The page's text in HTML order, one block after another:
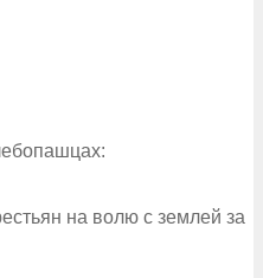
на волю с землей за